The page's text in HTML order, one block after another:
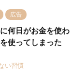
広告
何日がお金を使わ
使ってしまった
い習慣